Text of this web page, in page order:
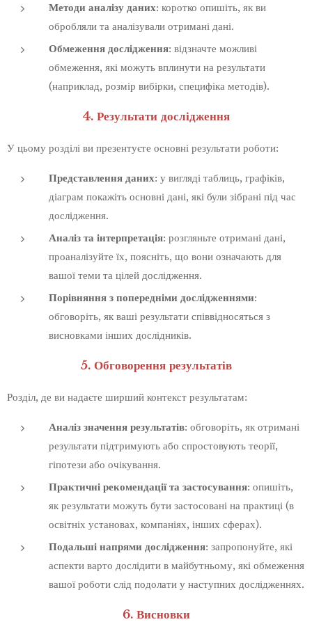
Методи аналізу даних: коротко опишіть, як ви
обробляли та аналізували отримані дані.
Обмеження дослідження: відзначте можливі
обмеження, які можуть вплинути на результати
(наприклад, розмір вибірки, специфіка методів).
4. Результати дослідження
У цьому розділі ви презентуєте основні результати роботи:
Представлення даних: у вигляді таблиць, графіків,
діаграм покажіть основні дані, які були зібрані під час
дослідження.
Аналіз та інтерпретація: розгляньте отримані дані,
проаналізуйте їх, поясніть, що вони означають для
вашої теми та цілей дослідження.
Порівняння з попередніми дослідженнями:
обговоріть, як ваші результати співвідносяться з
висновками інших дослідників.
5. Обговорення результатів
Розділ, де ви надаєте ширший контекст результатам:
Аналіз значення результатів: обговоріть, як отримані
результати підтримують або спростовують теорії,
гіпотези або очікування.
Практичні рекомендації та застосування: опишіть,
як результати можуть бути застосовані на практиці (в
освітніх установах, компаніях, інших сферах).
Подальші напрями дослідження: запропонуйте, які
аспекти варто дослідити в майбутньому, які обмеження
вашої роботи слід подолати у наступних дослідженнях.
6. Висновки